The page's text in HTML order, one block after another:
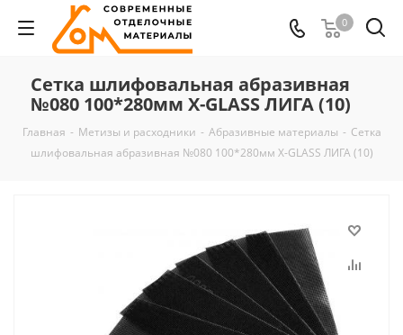
0
Сетка шлифовальная абразивная
№080 100*280мм X-GLASS ЛИГА (10)
Главная - Метизы и расходники - Абразивные материалы - Сетка
шлифовальная абразивная №080 100*280мм X-GLASS ЛИГА (10)